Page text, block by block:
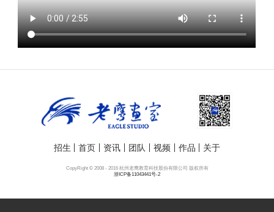
招生 首页 资讯 团队 视频 作品 关于
CopyRight © 2008 - 2016 杭州老鹰教育科技股份有限公司 版权所有
浙ICP备11043441号-2